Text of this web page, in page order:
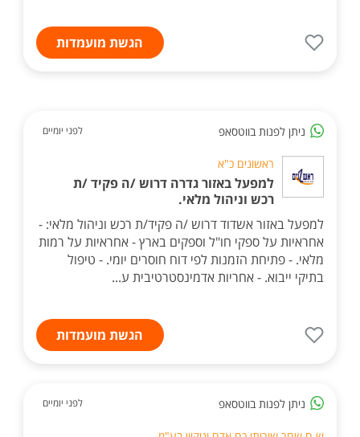
הגשת מועמדות
ניתן לפנות בווטסאפ לפני יומיים
ראשונים כ"א
למפעל באזור גדרה דרוש /ה פקיד /ת
רכש וניהול מלאי.
למפעל באזור אשדוד דרוש /ה פקיד/ת רכש וניהול מלאי: -
אחראיות על ספקי חו"ל וספקים בארץ - אחראיות על רמות
מלאי. - פתיחת הזמנות לפי דוח חוסרים יומי. - טיפול
בתיקי ייבוא. - אחריות אדמינסטרטיבית ע...
הגשת מועמדות
ניתן לפנות בווטסאפ לפני יומיים